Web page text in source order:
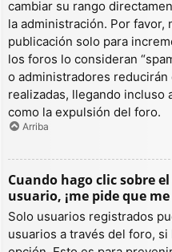
cambiar su rango
la administración. Por
publicación solo para
los foros lo consideran
o administradores
realizadas, llegando incluso
como la expulsión del foro.
Arriba
Cuando hago clic sobre
usuario, ¡me pide que
Solo usuarios registrados
usuarios a través del foro,